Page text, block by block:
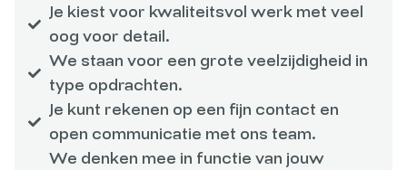
Je kiest voor kwaliteitsvol werk met veel
oog voor detail.
We staan voor een grote veelzijdigheid in
type opdrachten.
Je kunt rekenen op een fijn contact en
open communicatie met ons team.
We denken mee in functie van jouw